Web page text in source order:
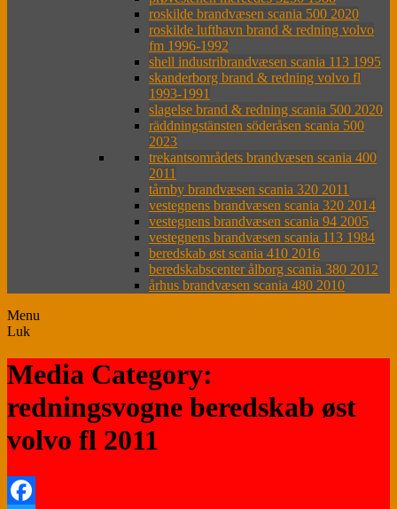
roskilde brandvæsen scania 500 2020
roskilde lufthavn brand & redning volvo
fm 1996-1992
shell industribrandvæsen scania 113 1995
skanderborg brand & redning volvo fl
1993-1991
slagelse brand & redning scania 500 2020
räddningstänsten söderåsen scania 500
2023
trekantsområdets brandvæsen scania 400
2011
tårnby brandvæsen scania 320 2011
vestegnens brandvæsen scania 320 2014
vestegnens brandvæsen scania 94 2005
vestegnens brandvæsen scania 113 1984
beredskab øst scania 410 2016
beredskabscenter ålborg scania 380 2012
århus brandvæsen scania 480 2010
Menu
Luk
Media Category:
redningsvogne beredskab øst
volvo fl 2011